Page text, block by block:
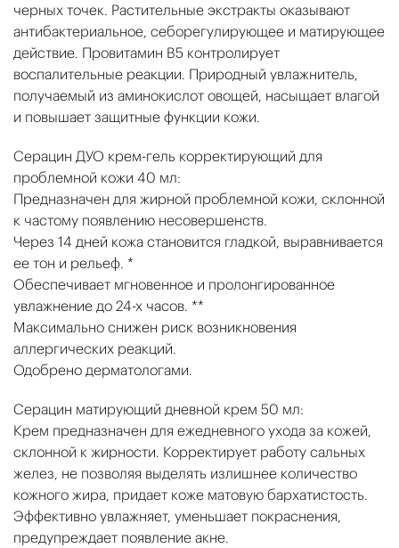
черных точек. Растительные экстракты оказывают
антибактериальное, себорегулирующее и матирующее
действие. Провитамин В5 контролирует
воспалительные реакции. Природный увлажнитель,
получаемый из аминокислот овощей, насыщает влагой
и повышает защитные функции кожи.
Серацин ДУО крем-гель корректирующий для
проблемной кожи 40 мл:
Предназначен для жирной проблемной кожи, склонной
к частому появлению несовершенств.
Через 14 дней кожа становится гладкой, выравнивается
ее тон и рельеф. *
Обеспечивает мгновенное и пролонгированное
увлажнение до 24-х часов. **
Максимально снижен риск возникновения
аллергических реакций.
Одобрено дерматологами.
Серацин матирующий дневной крем 50 мл:
Крем предназначен для ежедневного ухода за кожей,
склонной к жирности. Корректирует работу сальных
желез, не позволяя выделять излишнее количество
кожного жира, придает коже матовую бархатистость.
Эффективно увлажняет, уменьшает покраснения,
предупреждает появление акне.